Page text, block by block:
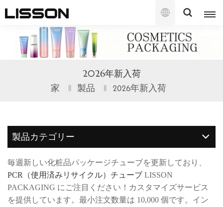
語
English
français
español
português
العربية
日本語
2026年新入荷
家 製品 2026年新入荷
製品カテゴリー
毎週新しい化粧品パッケージチューブを更新しており、
PCR（使用済みリサイクル）チューブ LISSON
PACKAGING にご注目ください！カスタマイズサービス
を提供しています。最小注文数量は 10,000 個です。イン